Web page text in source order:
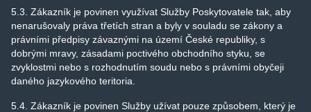
5.3. Zákazník je povinen využívat Služby Poskytovatele tak, aby
nenarušovaly práva třetích stran a byly v souladu se zákony a
právními předpisy závaznými na území České republiky, s
dobrými mravy, zásadami poctivého obchodního styku, se
zvyklostmi nebo s rozhodnutím soudu nebo s právními obyčeji
daného jazykového teritoria.
5.4. Zákazník je povinen Služby užívat pouze způsobem, který je